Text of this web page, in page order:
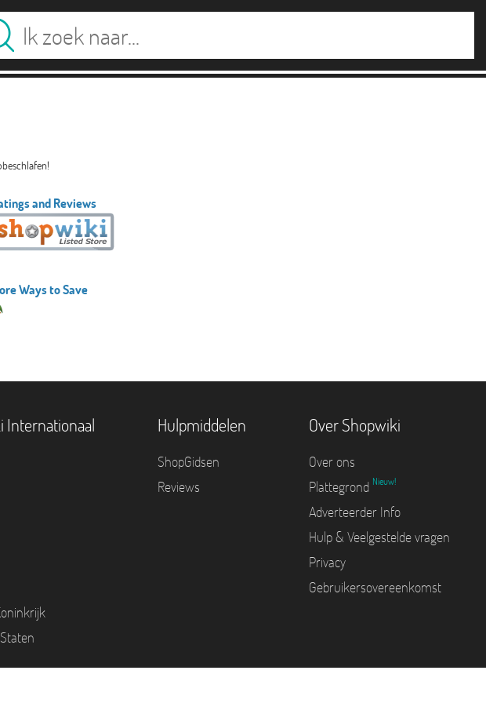
and Reviews
Ways to Save
Internationaal Hulpmiddelen
ShopGidsen
Reviews
Over Shopwiki
Over ons
Plattegrond Nieuw!
Adverteerder Info
Hulp & Veelgestelde vragen
Privacy
Gebruikersovereenkomst